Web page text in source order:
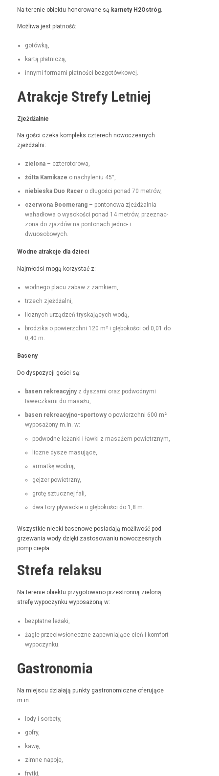
Na tere­nie obiek­tu hon­orowane są kar­ne­ty H2Ostróg
Możli­wa jest płatność:
gotówką,
kartą płat­niczą,
inny­mi for­ma­mi płat­noś­ci bezgotówkowej.
Atrakcje Strefy Letniej
Zjeżdżal­nie
Na goś­ci czeka kom­pleks czterech nowoczes­nych
zjeżdżalni:
zielona– czterotorowa,
żół­ta Kamikaze o nachyle­niu 45°,
niebies­ka Duo Rac­ero dłu­goś­ci pon­ad 70 metrów,
czer­wona Boomerang– pontonowa zjeżdżal­nia
wahadłowa o wysokoś­ci pon­ad 14 metrów, przez­nac­
zona do zjazdów na pon­tonach jed­no- i
dwuosobowych.
Wodne atrakc­je dla dzieci
Najmłod­si mogą korzys­tać z:
wod­nego placu zabaw z zamkiem,
trzech zjeżdżal­ni,
licznych urządzeń tryska­ją­cych wodą,
brodzi­ka o powierzch­ni 120 m² i głębokoś­ci od 0,01 do
0,40 m.
Base­ny
Do dys­pozy­cji goś­ci są:
basen rekrea­cyjnyz dysza­mi oraz pod­wod­ny­mi
ławeczka­mi do masażu,
basen rekrea­cyjno-sportowyo powierzch­ni 600 m²
wyposażony m.in. w:
pod­wodne leżan­ki i ław­ki z masażem powietrznym,
liczne dysze masujące,
armatkę wod­ną,
gejz­er powietrzny,
grotę sztucznej fali,
dwa tory pływack­ie o głębokoś­ci do 1,8 m.
Wszys­tkie niec­ki basenowe posi­ada­ją możli­wość pod­
grze­wa­nia wody dzię­ki zas­tosowa­niu nowoczes­nych
pomp ciepła.
Strefa relaksu
Na tere­nie obiek­tu przy­go­towano prze­stron­ną zieloną
stre­fę wypoczynku wyposażoną w:
bezpłatne leża­ki,
żagle prze­ci­wsłoneczne zapew­ni­a­jące cień i kom­fort
wypoczynku.
Gastronomia
Na miejs­cu dzi­ała­ją punk­ty gas­tro­nom­iczne ofer­u­jące
m.in.:
lody i sorbety,
gofry,
kawę,
zimne napo­je,
fry­t­ki,